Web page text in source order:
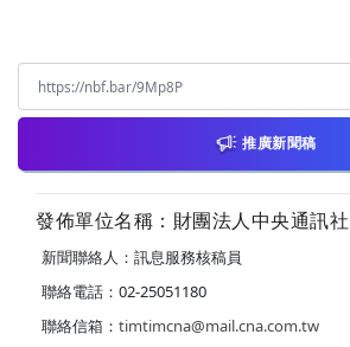
推廣新聞稿
發佈單位名稱：財團法人中央通訊社
新聞聯絡人：訊息服務核稿員
聯絡電話：02-25051180
聯絡信箱： timtimcna@mail.cna.com.tw